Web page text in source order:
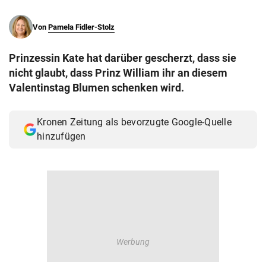
search
eingeben
© Krone Multimedia GmbH & Co KG 2026
Muthgasse 2, 1190 Wien
Von Pamela Fidler-Stolz
Prinzessin Kate hat darüber gescherzt, dass sie
nicht glaubt, dass Prinz William ihr an diesem
Valentinstag Blumen schenken wird.
Kronen Zeitung als bevorzugte Google-Quelle
hinzufügen